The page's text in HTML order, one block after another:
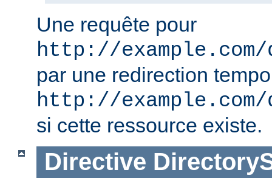
Une requête pour
http://example.com/
par une redirection
http://
si cette ressource existe.
Directive